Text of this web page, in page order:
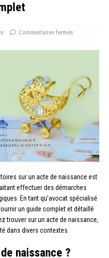
Commentaires fermés
sur un acte de naissance est
effectuer des démarches
En tant qu’avocat spécialisé
un guide complet et détaillé
trouver sur un acte de naissance,
dans divers contextes.
naissance ?